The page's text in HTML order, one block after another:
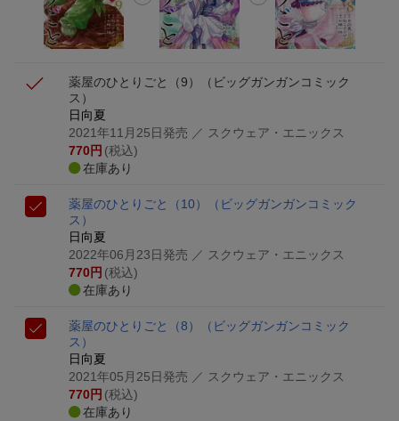
薬屋のひとりごと（9）
（ビッグガンガンコミック
ス）
日向夏
2021年11月25日発売 ／ スクウェア・エニックス
770円 (税込)
在庫あり
薬屋のひとりごと（10）
（ビッグガンガンコミック
ス）
日向夏
2022年06月23日発売 ／ スクウェア・エニックス
770円 (税込)
在庫あり
薬屋のひとりごと（8）
（ビッグガンガンコミック
ス）
日向夏
2021年05月25日発売 ／ スクウェア・エニックス
770円 (税込)
在庫あり